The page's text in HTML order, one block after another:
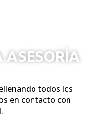
ASESORÍA
todos los
en contacto con